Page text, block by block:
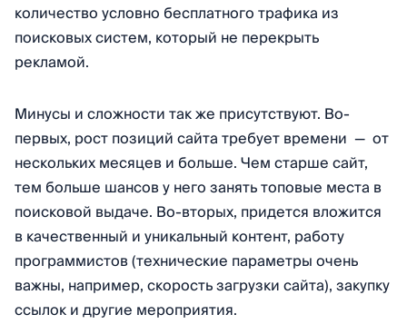
количество условно бесплатного трафика из
поисковых систем, который не перекрыть
рекламой.
Минусы и сложности так же присутствуют. Во-
первых, рост позиций сайта требует времени — от
нескольких месяцев и больше. Чем старше сайт,
тем больше шансов у него занять топовые места в
поисковой выдаче. Во-вторых, придется вложится
в качественный и уникальный контент, работу
программистов (технические параметры очень
важны, например, скорость загрузки сайта), закупку
ссылок и другие мероприятия.